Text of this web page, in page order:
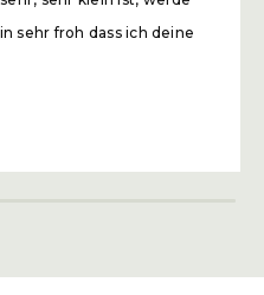
sehr froh dass ich deine